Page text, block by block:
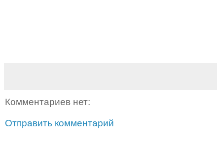
Комментариев нет:
Отправить комментарий